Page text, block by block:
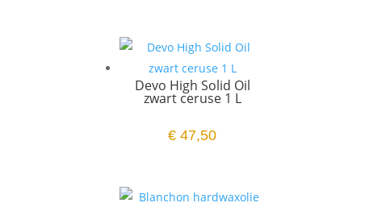
Devo High Solid Oil
zwart ceruse 1 L
€ 47,50